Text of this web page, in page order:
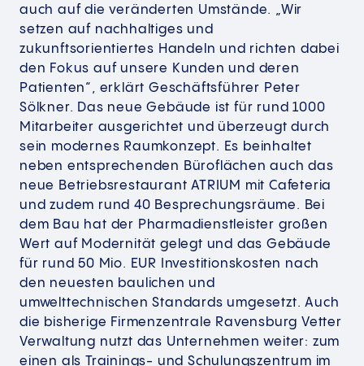
auch auf die veränderten Umstände. „Wir
setzen auf nachhaltiges und
zukunftsorientiertes Handeln und richten dabei
den Fokus auf unsere Kunden und deren
Patienten“, erklärt Geschäftsführer Peter
Sölkner. Das neue Gebäude ist für rund 1000
Mitarbeiter ausgerichtet und überzeugt durch
sein modernes Raumkonzept. Es beinhaltet
neben entsprechenden Büroflächen auch das
neue Betriebsrestaurant ATRIUM mit Cafeteria
und zudem rund 40 Besprechungsräume. Bei
dem Bau hat der Pharmadienstleister großen
Wert auf Modernität gelegt und das Gebäude
für rund 50 Mio. EUR Investitionskosten nach
den neuesten baulichen und
umwelttechnischen Standards umgesetzt. Auch
die bisherige Firmenzentrale Ravensburg Vetter
Verwaltung nutzt das Unternehmen weiter: zum
einen als Trainings- und Schulungszentrum im